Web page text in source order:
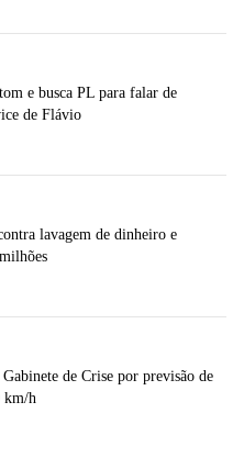
e busca PL para falar de
de Flávio
lavagem de dinheiro e
de Crise por previsão de
km/h